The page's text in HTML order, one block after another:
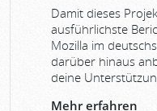
Damit dieses
ausführlichste
Mozilla im
darüber hinaus
deine
Mehr erfahren